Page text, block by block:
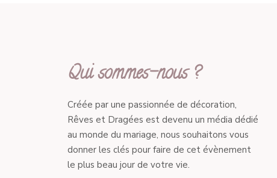
Qui sommes-nous ?
Créée par une passionnée de décoration,
Rêves et Dragées est devenu un média dédié
au monde du mariage, nous souhaitons vous
donner les clés pour faire de cet évènement
le plus beau jour de votre vie.